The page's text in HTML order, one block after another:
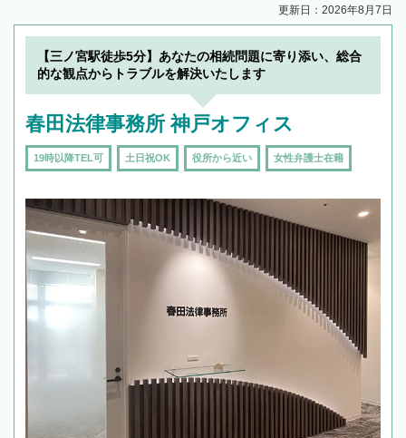
更新日：2026年8月7日
【三ノ宮駅徒歩5分】あなたの相続問題に寄り添い、総合
的な観点からトラブルを解決いたします
春田法律事務所 神戸オフィス
19時以降TEL可 土日祝OK 役所から近い 女性弁護士在籍